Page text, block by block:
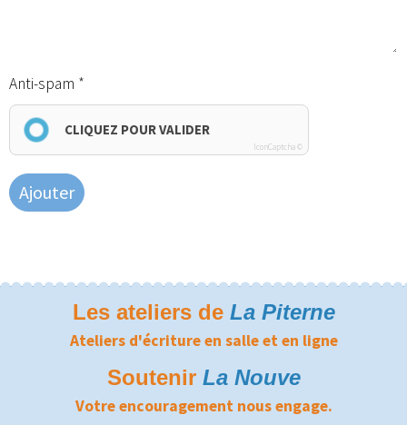
Anti-spam
CLIQUEZ POUR VALIDER
IconCaptcha ©
Ajouter
Les ateliers de La Piterne
Ateliers d'écriture en salle et en ligne
Soutenir La Nouve
Votre encouragement nous engage.